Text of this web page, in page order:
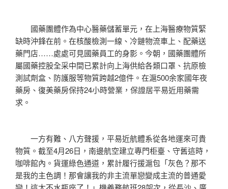
國藥團體作為中心醫藥儲蓄單元，在上海醫療物質緊
缺時沖鋒在前。在核酸檢測一線、冷鏈物流車上、配藥送
藥門店……處處可見國藥員工的身影。今朝，國藥團體所
屬國藥控股全采中間已累計向上海供給各類口罩、抗原檢
測試劑盒、防護服等物質跨越2億件。在滬500余家國年夜
藥房、復美藥房保持24小時營業，保證居平易近用藥需
求。
一方有難、八方聲援，平易近航體系從各地運來可貴
物質。截至4月26日，南邊航空建立專門柜臺、守舊這時，
咖啡館內。貨運綠色通道，累計履行援滬包「灰色？那不
是我的主色調！那會讓我的非主流單戀變成主流的普通愛